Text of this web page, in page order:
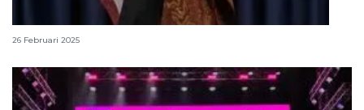
Dubes AS sebut Ramadhan waktu untuk refleksi
26 Februari 2025